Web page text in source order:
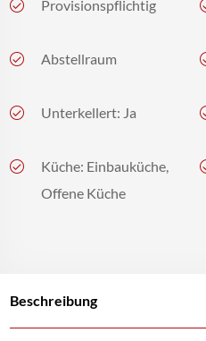
Provisionspflichtig
Abstellraum
Unterkellert: Ja
Küche: Einbauküche,
Offene Küche
Beschreibung